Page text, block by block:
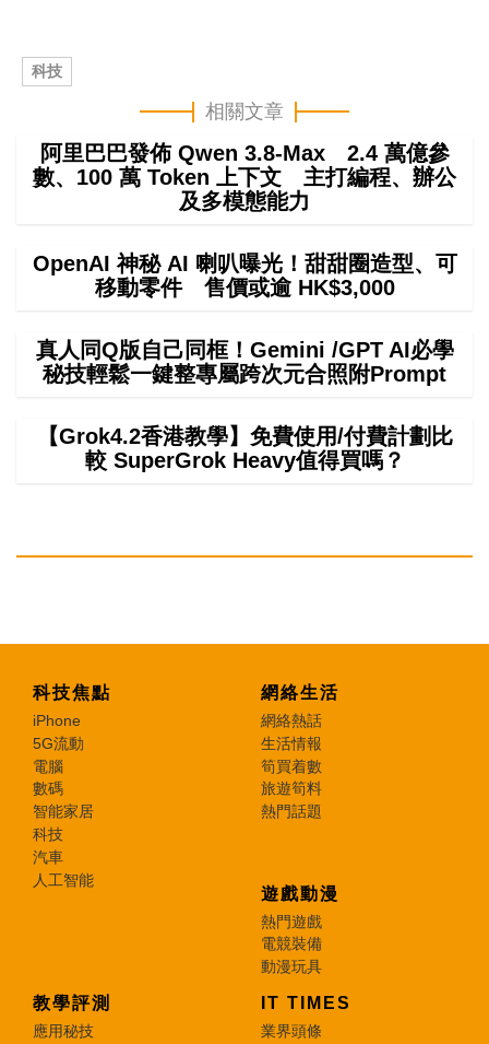
科技
相關文章
阿里巴巴發佈 Qwen 3.8-Max 2.4 萬億參
數、100 萬 Token 上下文 主打編程、辦公
及多模態能力
OpenAI 神秘 AI 喇叭曝光！甜甜圈造型、可
移動零件 售價或逾 HK$3,000
真人同Q版自己同框！Gemini /GPT AI必學
秘技輕鬆一鍵整專屬跨次元合照附Prompt
【Grok4.2香港教學】免費使用/付費計劃比
較 SuperGrok Heavy值得買嗎？
科技焦點
iPhone
5G流動
電腦
數碼
智能家居
科技
汽車
人工智能
網絡生活
網絡熱話
生活情報
筍買着數
旅遊筍料
熱門話題
遊戲動漫
熱門遊戲
電競裝備
動漫玩具
教學評測
應用秘技
IT TIMES
業界頭條